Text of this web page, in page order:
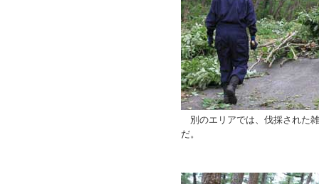
別のエリアでは、伐採された
だ。